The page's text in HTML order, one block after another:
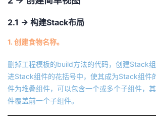
2.1 -> 构建Stack布局
1. 创建食物名称。
删掉工程模板的build方法的代码，创建Stack
进Stack组件的花括号中，使其成为Stack组件
件为堆叠组件，可以包含一个或多个子组件，
件覆盖前一个子组件。